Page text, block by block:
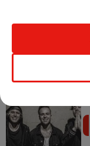
Musique